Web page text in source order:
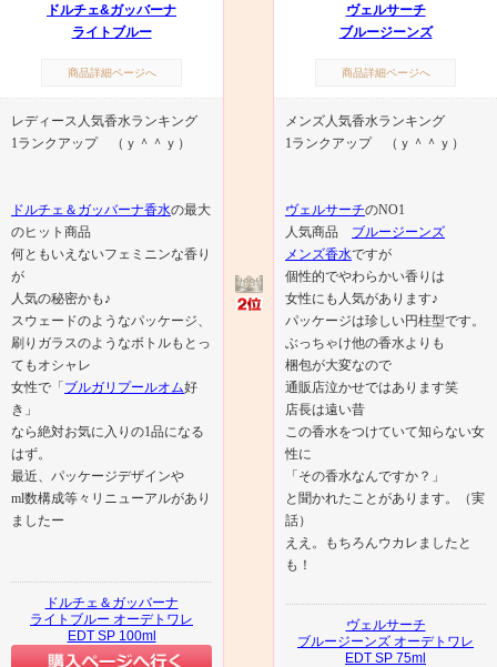
ドルチェ&ガッバーナ
ライトブルー
商品詳細ページへ
ヴェルサーチ
ブルージーンズ
商品詳細ページへ
レディース人気香水ランキング
1ランクアップ （ｙ＾＾ｙ）
ドルチェ＆ガッバーナ香水の最大
のヒット商品
何ともいえないフェミニンな香り
が
人気の秘密かも♪
スウェードのようなパッケージ、
刷りガラスのようなボトルもとっ
てもオシャレ
女性で「ブルガリプールオム好
き」
なら絶対お気に入りの1品になる
はず。
最近、パッケージデザインや
ml数構成等々リニューアルがあり
ましたー
ドルチェ＆ガッバーナ
ライトブルー オーデトワレ
EDT SP 100ml
メンズ人気香水ランキング
1ランクアップ （ｙ＾＾ｙ）
ヴェルサーチのNO1
人気商品 ブルージーンズ
メンズ香水ですが
個性的でやわらかい香りは
女性にも人気があります♪
パッケージは珍しい円柱型です。
ぶっちゃけ他の香水よりも
梱包が大変なので
通販店泣かせではあります笑
店長は遠い昔
この香水をつけていて知らない女
性に
「その香水なんですか？」
と聞かれたことがあります。（実
話）
ええ。もちろんウカレましたと
も！
ヴェルサーチ
ブルージーンズ オーデトワレ
EDT SP 75ml